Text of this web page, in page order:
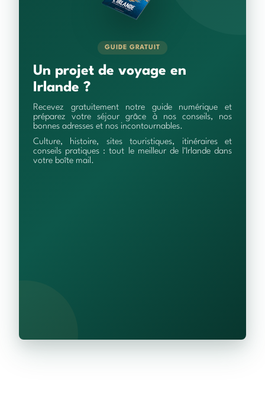
GUIDE GRATUIT
Un projet de voyage en
Irlande ?
Recevez gratuitement notre guide numérique et
préparez votre séjour grâce à nos conseils, nos
bonnes adresses et nos incontournables.
Culture, histoire, sites touristiques, itinéraires et
conseils pratiques : tout le meilleur de l'Irlande dans
votre boîte mail.